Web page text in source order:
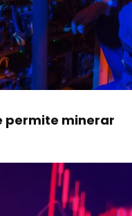
permite minerar